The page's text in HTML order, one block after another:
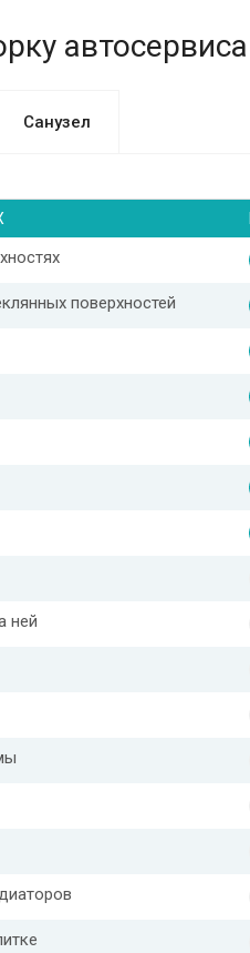
автосервиса
Санузел
поверхностей
ней